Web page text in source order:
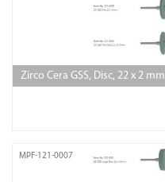
Zirco Cera GSS, Disc, 22 x 2 mm
MPF-121-0007